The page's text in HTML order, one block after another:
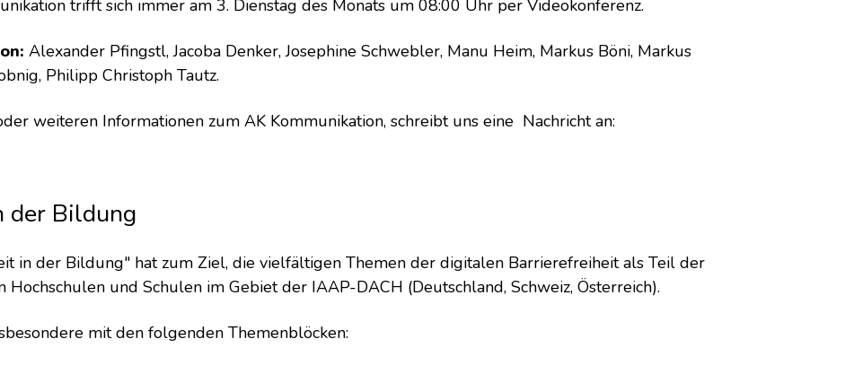
trifft sich immer am 3. Dienstag des Monats um 08:00 Uhr per Videokonferenz.
Alexander Pfingstl, Jacoba Denker, Josephine Schwebler, Manu Heim, Markus Böni, Markus
Philipp Christoph Tautz.
weiteren Informationen zum AK Kommunikation, schreibt uns eine Nachricht an:
der Bildung
in der Bildung" hat zum Ziel, die vielfältigen Themen der digitalen Barrierefreiheit als Teil der
und Schulen im Gebiet der IAAP-DACH (Deutschland, Schweiz, Österreich).
mit den folgenden Themenblöcken: